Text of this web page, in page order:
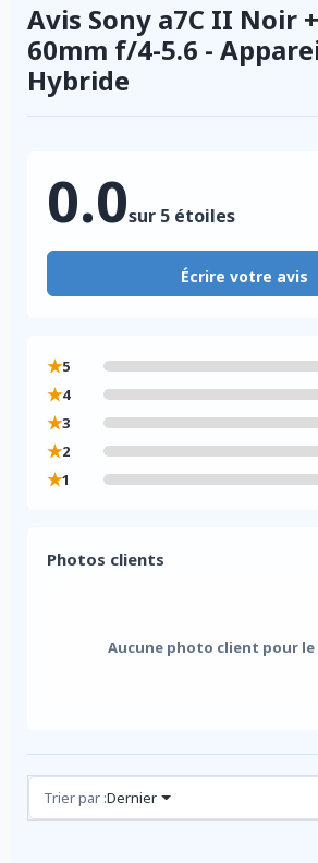
Avis Sony a7C II Noir +
60mm f/4-5.6 -
Hybride
0.0sur 5 étoiles
Écrire votre avis
★5
★4
★3
★2
★1
Photos clients
Aucune photo client pour le
Avis (0)
Trier par :Dernier